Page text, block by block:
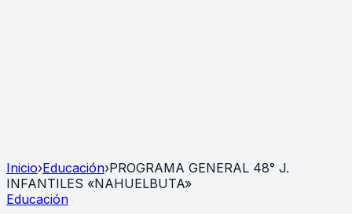
Inicio›Educación›PROGRAMA GENERAL 48° J.
INFANTILES «NAHUELBUTA»
Educación